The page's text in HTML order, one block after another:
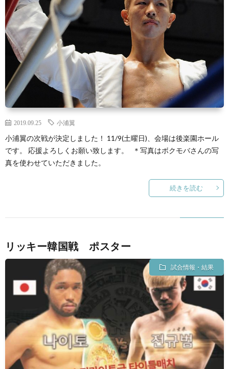
2019.09.25 小浦翼
小浦翼の次戦が決定しました！ 11/9(土曜日)、会場は後楽園ホール
です。 応援よろしくお願い致します。 ＊写真はボクモバさんの写
真を使わせていただきました。
続きを読む
リッキー韓国戦 ポスター
試合情報・結果